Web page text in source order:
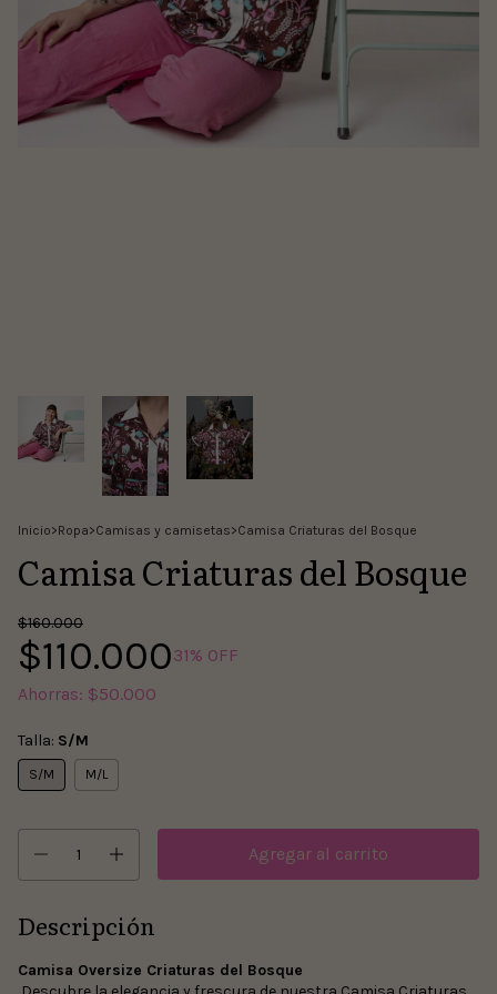
Inicio>Ropa>Camisas y camisetas>Camisa Criaturas del Bosque
Camisa Criaturas del Bosque
$160.000
$110.00031% OFF
Ahorras: $50.000
Talla: S/M
S/M M/L
Descripción
Camisa Oversize Criaturas del Bosque